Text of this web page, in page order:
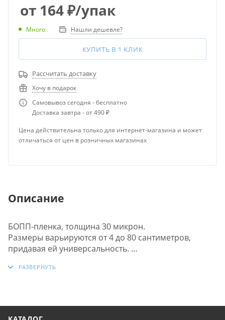
от 164₽/упак
Много Нашли дешевле?
КУПИТЬ В 1 КЛИК
Рассчитать доставку
Хочу в подарок
Самовывоз сегодня - бесплатно
Доставка завтра - от 490 ₽
Цена действительна только для интернет-магазина и может
отличаться от цен в розничных магазинах
Описание
БОПП-пленка, толщина 30 микрон.
Размеры варьируются от 4 до 80 сантиметров,
придавая ей универсальность.
эффектным блеском.
воздействиям. Также, она оснащена клапаном для
удобства использования.